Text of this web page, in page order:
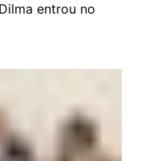
entrou no